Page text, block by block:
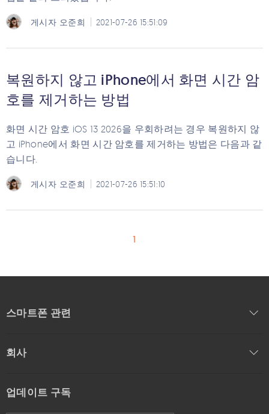
게시자 오준희 2021-07-26 15:51:09
복원하지 않고 iPhone에서 화면 시간 암
호를 제거하는 방법
화면 시간 암호 iOS 13 2026을 우회하려는 경우 복원하지 않
고 iPhone에서 화면 시간 암호를 제거하는 방법은 다음과 같
습니다.
게시자 오준희 2021-07-26 15:51:10
1
스마트폰 관련
회사
업데이트 구독